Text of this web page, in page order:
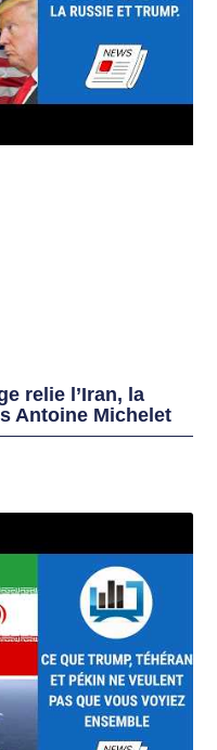
relie l’Iran, la
Antoine Michelet